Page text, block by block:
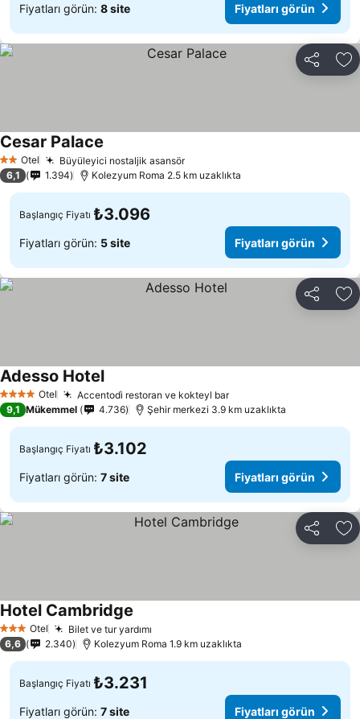
Fiyatları görün: 8 site Fiyatları görün
Paylaş
2 Yıldız
Otel Büyüleyici nostaljik asansörFiyatları görün
Cesar Palace
6,1 1.394 Kolezyum Roma 2.5 km uzaklıkta
Başlangıç Fiyatı ₺3.096
Fiyatları görün: 5 site Fiyatları görün
Paylaş
4 Yıldız Otel Accentodì restoran ve kokteyl barFiyatları görün
Adesso HotelFiyatları görün
9,1 Mükemmel 4.736 Şehir merkezi 3.9 km uzaklıkta
Başlangıç Fiyatı ₺3.102
Fiyatları görün: 7 site Fiyatları görün
Paylaş
3 YıldızOtel Bilet ve tur yardımı
Hotel Cambridge
6,6 2.340 Kolezyum Roma 1.9 km uzaklıkta
Başlangıç Fiyatı ₺3.231
Fiyatları görün: 7 site Fiyatları görün